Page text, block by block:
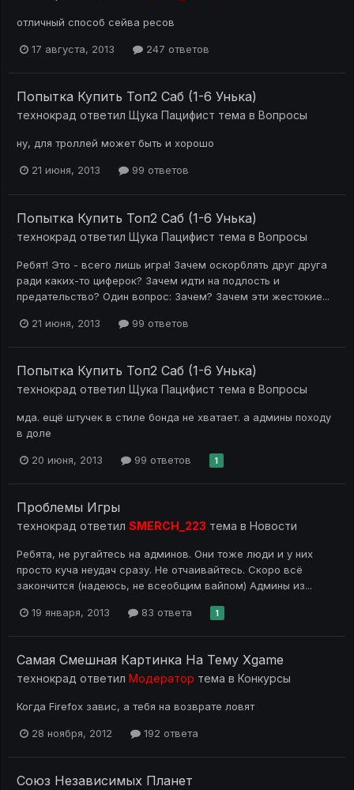
отличный способ сейва ресов
17 августа, 2013 247 ответов
Попытка Купить Топ2 Саб (1-6 Унька)
технокрад ответил Щука Пацифист тема в Вопросы
ну, для троллей может быть и хорошо
21 июня, 2013 99 ответов
Попытка Купить Топ2 Саб (1-6 Унька)
технокрад ответил Щука Пацифист тема в Вопросы
Ребят! Это - всего лишь игра! Зачем оскорблять друг друга
ради каких-то циферок? Зачем идти на подлость и
предательство? Один вопрос: Зачем? Зачем эти жестокие...
21 июня, 2013 99 ответов
Попытка Купить Топ2 Саб (1-6 Унька)
технокрад ответил Щука Пацифист тема в Вопросы
мда. ещё штучек в стиле бонда не хватает. а админы походу
в доле
20 июня, 2013 99 ответов 1
Проблемы Игры
технокрад ответил SMERCH_223 тема в Новости
Ребята, не ругайтесь на админов. Они тоже люди и у них
просто куча неудач сразу. Не отчаивайтесь. Скоро всё
закончится (надеюсь, не всеобщим вайпом) Админы из...
19 января, 2013 83 ответа 1
Cамая Смешная Картинка На Тему Xgame
технокрад ответил Модератор тема в Конкурсы
Когда Firefox завис, а тебя на возврате ловят
28 ноября, 2012 192 ответа
Союз Независимых Планет